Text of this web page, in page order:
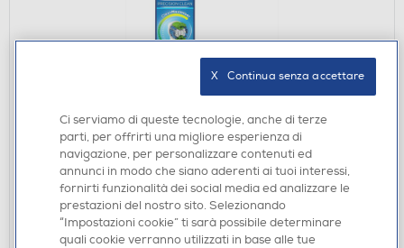
ACCESSORI CURA E BELLEZZA
ORAL-B - Testine Precise Clean Con
CleanMaximiser, 3 Pezzi-Bianco
€ 17,90
Acquisto online:disponibile
Ritiro in negozio in 30' gratuito:verifica
Ci serviamo di queste tecnologie, anche di terze
parti, per offrirti una migliore esperienza di
navigazione, per personalizzare contenuti ed
annunci in modo che siano aderenti ai tuoi interessi,
fornirti funzionalità dei social media ed analizzare le
prestazioni del nostro sito. Selezionando
“Impostazioni cookie” ti sarà possibile determinare
quali cookie verranno utilizzati in base alle tue
X   Continua senza accettare